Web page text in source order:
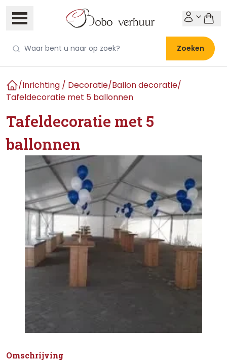
Zoeken
Home
/Inrichting / Decoratie/Ballon decoratie/
Tafeldecoratie met 5 ballonnen
Tafeldecoratie met 5
ballonnen
Omschrijving